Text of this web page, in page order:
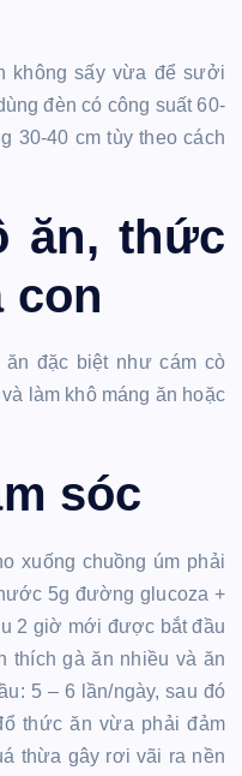
không sấy vừa để sưởi
đèn có công suất 60-
30-40 cm tùy theo cách
ăn, thức
con
đặc biệt như cám cò
làm khô máng ăn hoặc
sóc
xuống chuồng úm phải
5g đường glucoza +
2 giờ mới được bắt đầu
thích gà ăn nhiều và ăn
5 – 6 lần/ngày, sau đó
thức ăn vừa phải đảm
thừa gây rơi vãi ra nền